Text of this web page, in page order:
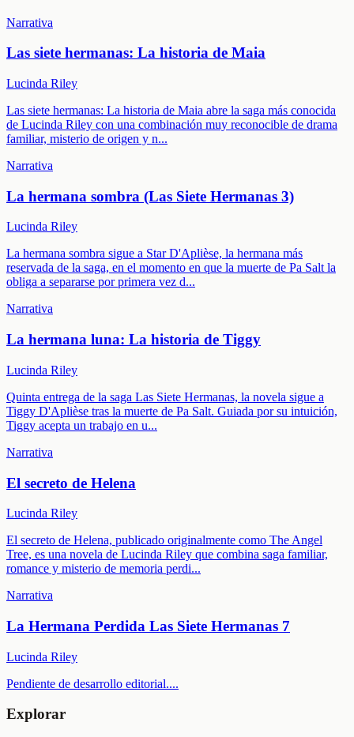
Narrativa
Las siete hermanas: La historia de Maia
Lucinda Riley
Las siete hermanas: La historia de Maia abre la saga más conocida
de Lucinda Riley con una combinación muy reconocible de drama
familiar, misterio de origen y n...
Narrativa
La hermana sombra (Las Siete Hermanas 3)
Lucinda Riley
La hermana sombra sigue a Star D'Aplièse, la hermana más
reservada de la saga, en el momento en que la muerte de Pa Salt la
obliga a separarse por primera vez d...
Narrativa
La hermana luna: La historia de Tiggy
Lucinda Riley
Quinta entrega de la saga Las Siete Hermanas, la novela sigue a
Tiggy D'Aplièse tras la muerte de Pa Salt. Guiada por su intuición,
Tiggy acepta un trabajo en u...
Narrativa
El secreto de Helena
Lucinda Riley
El secreto de Helena, publicado originalmente como The Angel
Tree, es una novela de Lucinda Riley que combina saga familiar,
romance y misterio de memoria perdi...
Narrativa
La Hermana Perdida Las Siete Hermanas 7
Lucinda Riley
Pendiente de desarrollo editorial....
Explorar